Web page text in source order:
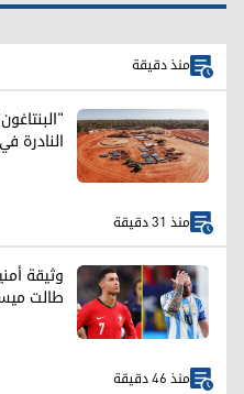
منذ دقيقة
النادرة
منذ 31 دقيقة
وثيقة
طالت
منذ 46 دقيقة